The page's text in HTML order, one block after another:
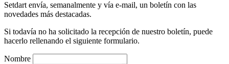
Setdart envía, semanalmente y vía e-mail, un boletín con las
novedades más destacadas.
Si todavía no ha solicitado la recepción de nuestro boletín, puede
hacerlo rellenando el siguiente formulario.
Nombre